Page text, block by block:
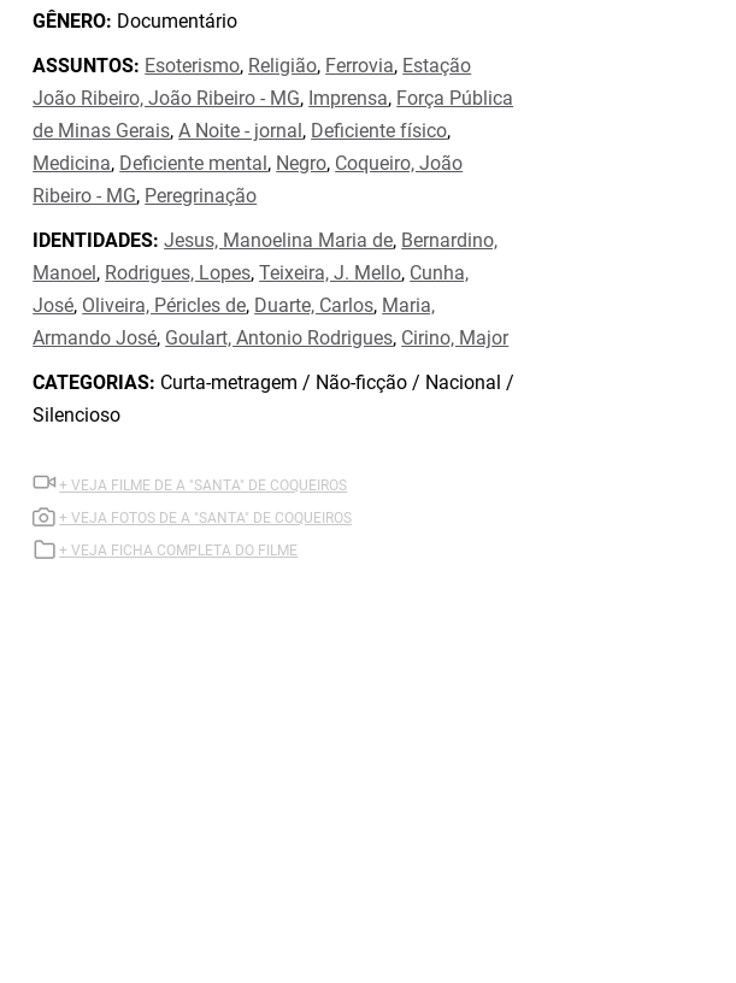
GÊNERO: Documentário
ASSUNTOS: Esoterismo, Religião, Ferrovia, Estação
João Ribeiro, João Ribeiro - MG, Imprensa, Força Pública
de Minas Gerais,A Noite - jornal, Deficiente físico,
Medicina, Deficiente mental, Negro, Coqueiro, João
Ribeiro - MG, Peregrinação
IDENTIDADES: Jesus, Manoelina Maria de, Bernardino,
Manoel, Rodrigues, Lopes,Teixeira, J. Mello, Cunha,
José, Oliveira, Péricles de, Duarte, Carlos, Maria,
Armando José, Goulart, Antonio Rodrigues, Cirino, Major
CATEGORIAS: Curta-metragem / Não-ficção / Nacional /
Silencioso
+ VEJA FILME DE A "SANTA" DE COQUEIROS
+ VEJA FOTOS DE A "SANTA" DE COQUEIROS
+ VEJA FICHA COMPLETA DO FILME